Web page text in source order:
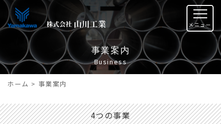
事業案内
Business
ホーム > 事業案内
4つの事業